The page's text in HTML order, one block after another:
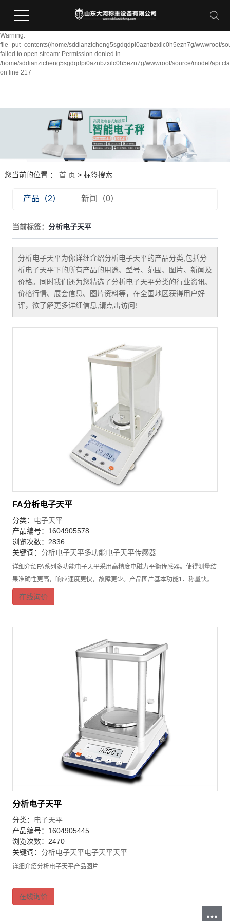
Warning:
file_put_contents(/home/sddianzicheng5sgdqdpi0aznbzxilc0h5ezn7g/wwwroot/
failed to open stream: Permission denied in
/home/sddianzicheng5sgdqdpi0aznbzxilc0h5ezn7g/wwwroot/source/model/
on line 217
您当前的位置 ： 首 页 > 标签搜索
产品（2） 新闻（0）
当前标签： 分析电子天平
分析电子天平为你详细介绍分析电子天平的产品分类,包括分
析电子天平下的所有产品的用途、型号、范围、图片、新闻及
价格。同时我们还为您精选了分析电子天平分类的行业资讯、
价格行情、展会信息、图片资料等，在全国地区获得用户好
评，欲了解更多详细信息,请点击访问!
FA分析电子天平
分类： 电子天平
产品编号：1604905578
浏览次数：2836
关键词： 分析电子天平多功能电子天平传感器
详细介绍FA系列多功能电子天平采用高精度电磁力平衡传感器。使得测量结
果准确性更高，响应速度更快，故障更少。产品图片基本功能1、称量快。
称量速度比一般天平快几倍，而且可以调速；2、操作简单易学，质量单位
转换，FA系列多功能电子天平的软件系统为
在线询价
分析电子天平
分类： 电子天平
产品编号：1604905445
浏览次数：2470
关键词： 分析电子天平电子天平天平
详细介绍分析电子天平产品图片
在线询价